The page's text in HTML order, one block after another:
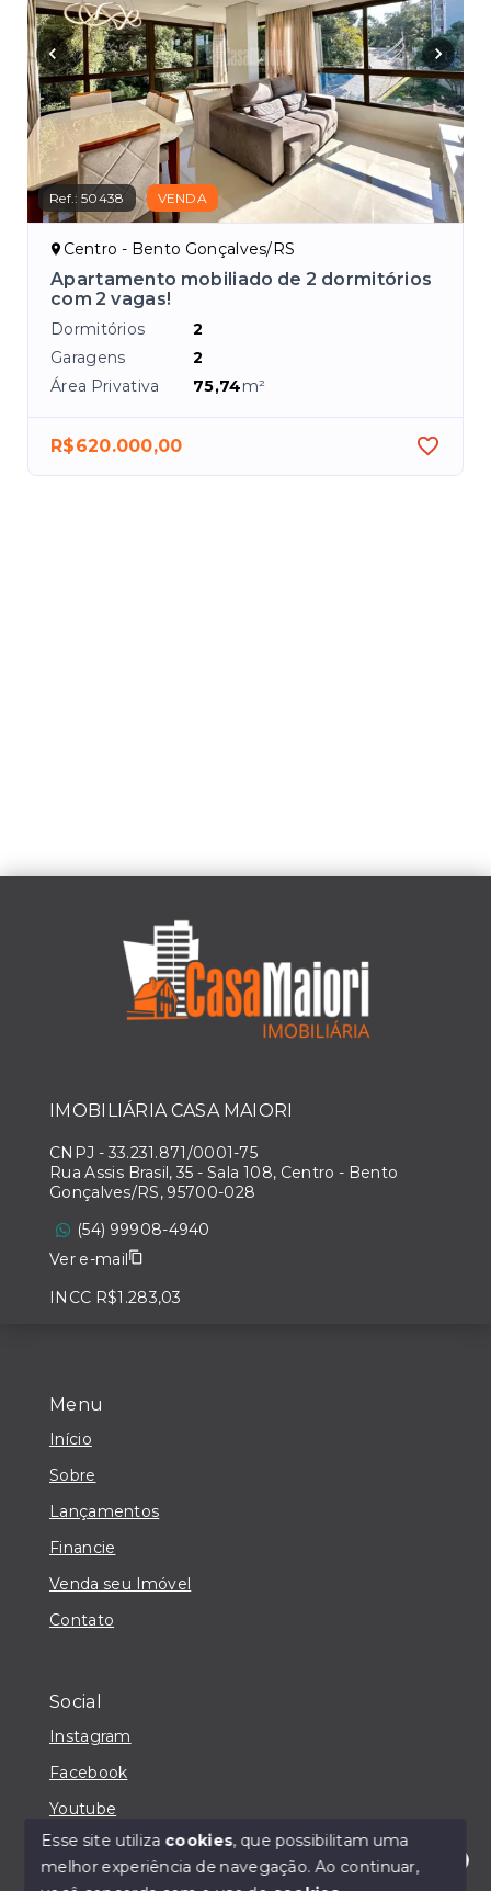
Ref.:50438 VENDA
Centro - Bento Gonçalves/RS
Apartamento mobiliado de 2 dormitórios
com 2 vagas!
Dormitórios
2
Garagens
2
Área Privativa
75,74m²
R$620.000,00
Olá! Estou disponível para te ajudar.
Menu
Início
Sobre
Lançamentos
Financie
Venda seu Imóvel
Contato
Social
Instagram
Facebook
Youtube
IMOBILIÁRIA CASA MAIORI
CNPJ - 33.231.871/0001-75
Rua Assis Brasil, 35 - Sala 108, Centro - Bento
Gonçalves/RS, 95700-028
(54) 99908-4940
Ver e-mail
INCC R$1.283,03
Esse site utiliza cookies, que possibilitam uma
melhor experiência de navegação.Ao continuar,